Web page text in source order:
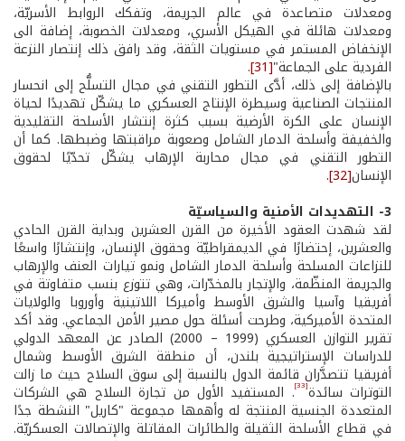
ومعدلات متصاعدة في عالم الجريمة، وتفكك الروابط الأسريّة،
ومعدلات هائلة في الهيكل الأسري، ومعدلات الخصوبة، إضافة الى
الإنخفاض المستمر في مستويات الثقة، وقد رافق ذلك إنتصار النزعة
الفردية على الجماعة"[31]
.
بالإضافة إلى ذلك، أدَّى التطور التقني في مجال التسلُّح إلى انحسار
المنتجات الصناعية وسيطرة الإنتاج العسكري ما يشكّل تهديدًا لحياة
الإنسان على الكرة الأرضية بسبب كثرة إنتشار الأسلحة التقليدية
والخفيفة وأسلحة الدمار الشامل وصعوبة مراقبتها وضبطها. كما أن
التطور التقني في مجال محاربة الإرهاب يشكّل تحدّيًا لحقوق
الإنسان[32]
.
3- التهديدات الأمنية والسياسيّة
لقد شهدت العقود الأخيرة من القرن العشرين وبداية القرن الحادي
والعشرين، إحتضارًا في الديمقراطيّة وحقوق الإنسان، وإنتشارًا واسعًا
للنزاعات المسلحة وأسلحة الدمار الشامل ونمو تيارات العنف والإرهاب
والجريمة المنظّمة، والإتجار بالمخدّرات، وهي تتوزع بنسب متفاوتة في
أفريقيا وآسيا والشرق الأوسط وأميركا اللاتينية وأوروبا والولايات
المتحدة الأميركية، وطرحت أسئلة حول مصير الأمن الجماعي. وقد أكد
تقرير التوازن العسكري (1999 – 2000) الصادر عن المعهد الدولي
للدراسات الإستراتيجية بلندن، أن منطقة الشرق الأوسط وشمال
أفريقيا تتصدَّران قائمة الدول بالنسبة إلى سوق السلاح حيث ما زالت
التوترات سائدة[33] . المستفيد الأول من تجارة السلاح هي الشركات
المتعددة الجنسية المنتجة له وأهمها مجموعة "كاريل" النشطة جدًا
في قطاع الأسلحة الثقيلة والطائرات المقاتلة والإتصالات العسكريّة.